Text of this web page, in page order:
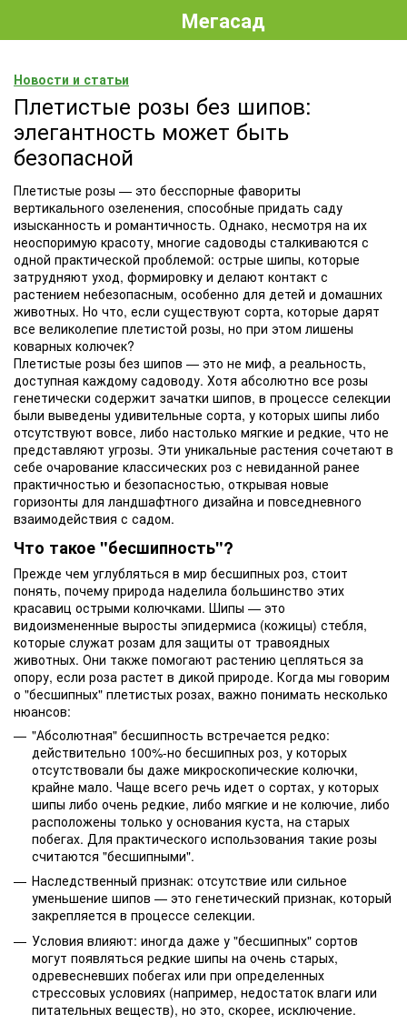
Мегасад
Новости и статьи
Плетистые розы без шипов:
элегантность может быть
безопасной
Плетистые розы — это бесспорные фавориты
вертикального озеленения, способные придать саду
изысканность и романтичность. Однако, несмотря на их
неоспоримую красоту, многие садоводы сталкиваются с
одной практической проблемой: острые шипы, которые
затрудняют уход, формировку и делают контакт с
растением небезопасным, особенно для детей и домашних
животных. Но что, если существуют сорта, которые дарят
все великолепие плетистой розы, но при этом лишены
коварных колючек?
Плетистые розы без шипов — это не миф, а реальность,
доступная каждому садоводу. Хотя абсолютно все розы
генетически содержит зачатки шипов, в процессе селекции
были выведены удивительные сорта, у которых шипы либо
отсутствуют вовсе, либо настолько мягкие и редкие, что не
представляют угрозы. Эти уникальные растения сочетают в
себе очарование классических роз с невиданной ранее
практичностью и безопасностью, открывая новые
горизонты для ландшафтного дизайна и повседневного
взаимодействия с садом.
Что такое "бесшипность"?
Прежде чем углубляться в мир бесшипных роз, стоит
понять, почему природа наделила большинство этих
красавиц острыми колючками. Шипы — это
видоизмененные выросты эпидермиса (кожицы) стебля,
которые служат розам для защиты от травоядных
животных. Они также помогают растению цепляться за
опору, если роза растет в дикой природе. Когда мы говорим
о "бесшипных" плетистых розах, важно понимать несколько
нюансов:
"Абсолютная" бесшипность встречается редко:
действительно 100%-но бесшипных роз, у которых
отсутствовали бы даже микроскопические колючки,
крайне мало. Чаще всего речь идет о сортах, у которых
шипы либо очень редкие, либо мягкие и не колючие, либо
расположены только у основания куста, на старых
побегах. Для практического использования такие розы
считаются "бесшипными".
Наследственный признак: отсутствие или сильное
уменьшение шипов — это генетический признак, который
закрепляется в процессе селекции.
Условия влияют: иногда даже у "бесшипных" сортов
могут появляться редкие шипы на очень старых,
одревесневших побегах или при определенных
стрессовых условиях (например, недостаток влаги или
питательных веществ), но это, скорее, исключение.